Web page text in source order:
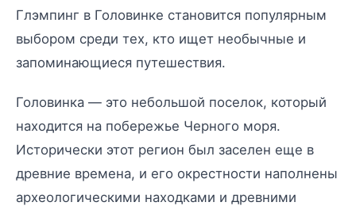
Глэмпинг в Головинке становится популярным
выбором среди тех, кто ищет необычные и
запоминающиеся путешествия.
Головинка — это небольшой поселок, который
находится на побережье Черного моря.
Исторически этот регион был заселен еще в
древние времена, и его окрестности наполнены
археологическими находками и древними